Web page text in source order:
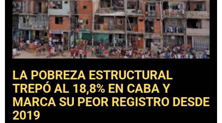
LA POBREZA ESTRUCTURAL
TREPÓ AL 18,8% EN CABA Y
MARCA SU PEOR REGISTRO DESDE
2019